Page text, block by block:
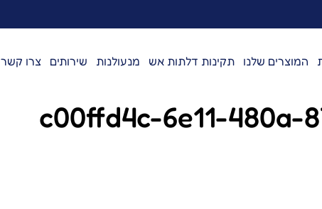
המוצרים שלנו תקינות דלתות אש מנעולנות שירותים צרו קשר
c00ffd4c-6e11-480a-